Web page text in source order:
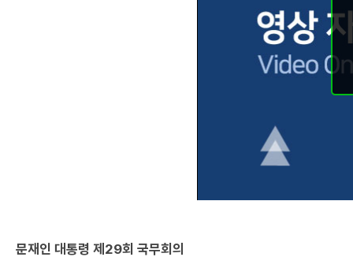
문재인 대통령 제29회 국무회의